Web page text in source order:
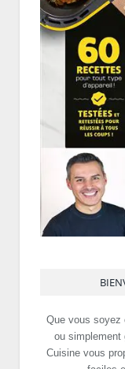
Que vous soyez
ou simplement
Cuisine vous